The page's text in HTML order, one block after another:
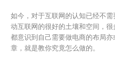
如今，对于互联网的认知已经不
动互联网的很好的土壤和空间，
都意识到自己需要做电商的布局
章，就是教你究竟怎么做的。